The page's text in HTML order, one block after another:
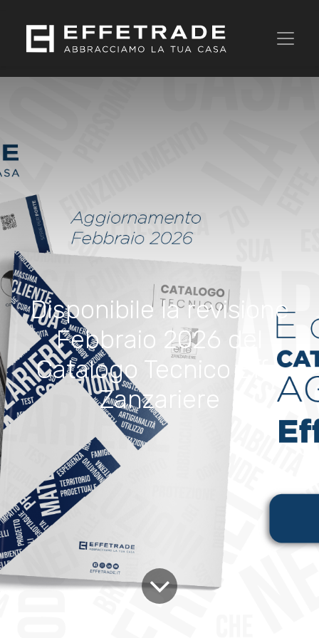
Disponibile la revisione
Febbraio 2026 del
Catalogo Tecnico Effe
Zanzariere